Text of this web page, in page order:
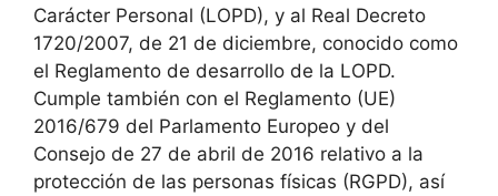
Carácter Personal (LOPD), y al Real Decreto
1720/2007, de 21 de diciembre, conocido como
el Reglamento de desarrollo de la LOPD.
Cumple también con el Reglamento (UE)
2016/679 del Parlamento Europeo y del
Consejo de 27 de abril de 2016 relativo a la
protección de las personas físicas (RGPD), así